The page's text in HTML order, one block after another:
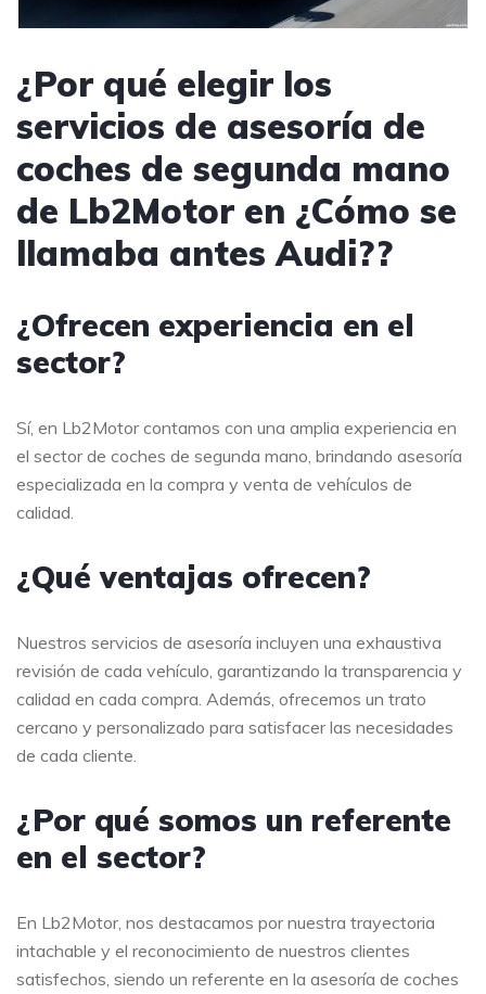
¿Por qué elegir los
servicios de asesoría de
coches de segunda mano
de Lb2Motor en ¿Cómo se
llamaba antes Audi??
¿Ofrecen experiencia en el
sector?
Sí, en Lb2Motor contamos con una amplia experiencia en
el sector de coches de segunda mano, brindando asesoría
especializada en la compra y venta de vehículos de
calidad.
¿Qué ventajas ofrecen?
Nuestros servicios de asesoría incluyen una exhaustiva
revisión de cada vehículo, garantizando la transparencia y
calidad en cada compra. Además, ofrecemos un trato
cercano y personalizado para satisfacer las necesidades
de cada cliente.
¿Por qué somos un referente
en el sector?
En Lb2Motor, nos destacamos por nuestra trayectoria
intachable y el reconocimiento de nuestros clientes
satisfechos, siendo un referente en la asesoría de coches